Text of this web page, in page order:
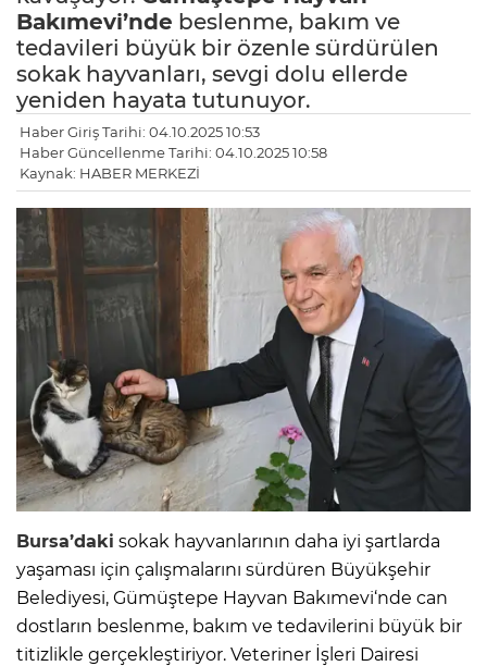
Bakımevi’nde beslenme, bakım ve
tedavileri büyük bir özenle sürdürülen
sokak hayvanları, sevgi dolu ellerde
yeniden hayata tutunuyor.
Haber Giriş Tarihi: 04.10.2025 10:53
Haber Güncellenme Tarihi: 04.10.2025 10:58
Kaynak: HABER MERKEZİ
Bursa’daki sokak hayvanlarının daha iyi şartlarda
yaşaması için çalışmalarını sürdüren Büyükşehir
Belediyesi, Gümüştepe Hayvan Bakımevi‘nde can
dostların beslenme, bakım ve tedavilerini büyük bir
titizlikle gerçekleştiriyor. Veteriner İşleri Dairesi